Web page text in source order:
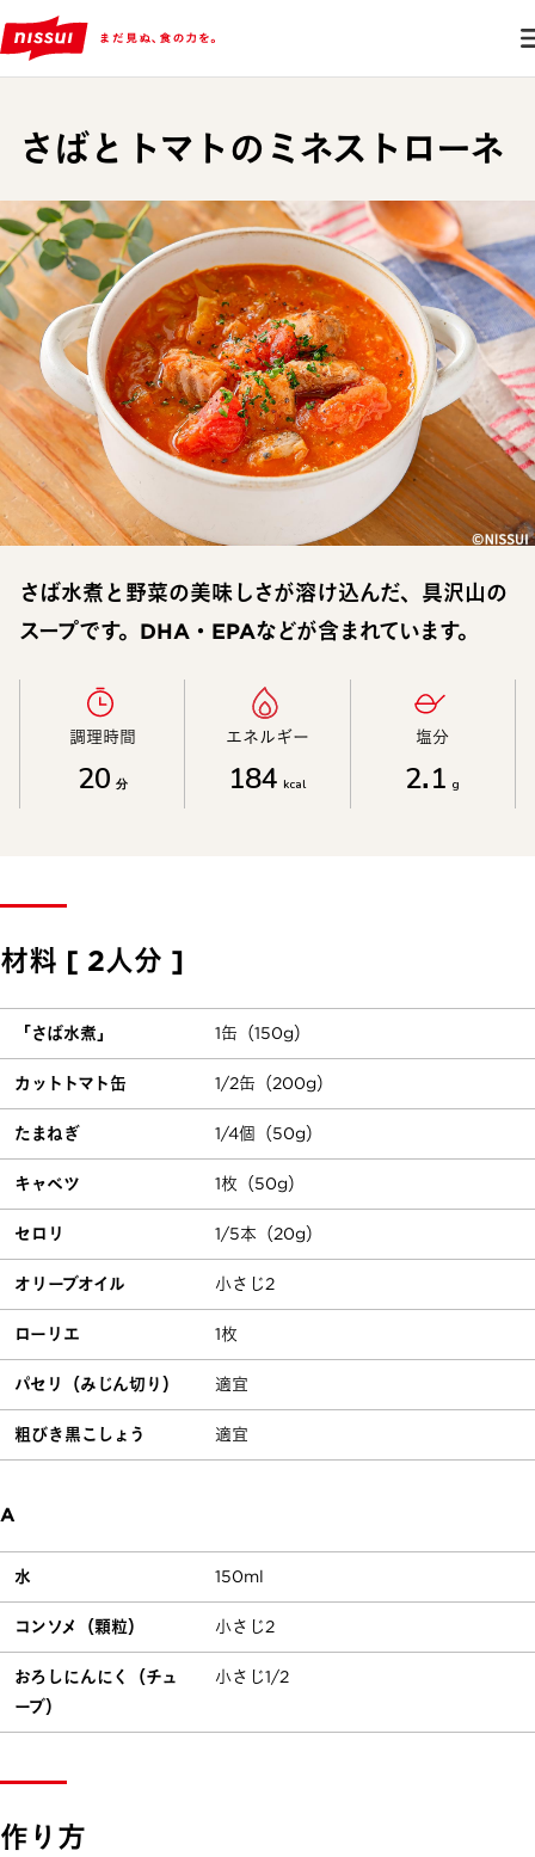
さばとトマトのミネストローネ
さば水煮と野菜の美味しさが溶け込んだ、具沢山の
スープです。DHA・EPAなどが含まれています。
調理時間​
20 分
エネルギー​
184 kcal
塩分​
2.1 g
材料 [ 2人分 ]
「さば水煮」 1缶（150g）
カットトマト缶 1/2缶（200g）
たまねぎ 1/4個（50g）
キャベツ 1枚（50g）
セロリ 1/5本（20g）
オリーブオイル 小さじ2
ローリエ 1枚
パセリ（みじん切り） 適宜
粗びき黒こしょう 適宜
A
水 150ml
コンソメ（顆粒） 小さじ2
おろしにんにく（チュ
ーブ）
小さじ1/2
作り方